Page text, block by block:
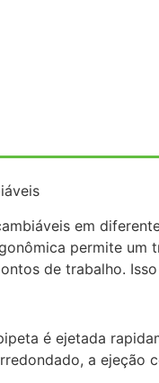
​​em
permite
de trabalho.
é ejetada
a